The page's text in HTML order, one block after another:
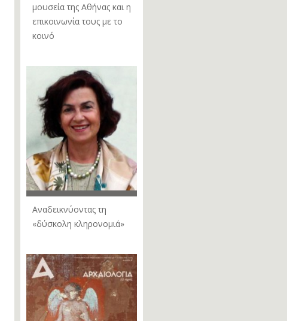
μουσεία της Αθήνας και η
επικοινωνία τους με το
κοινό
Αναδεικνύοντας τη
«δύσκολη κληρονομιά»